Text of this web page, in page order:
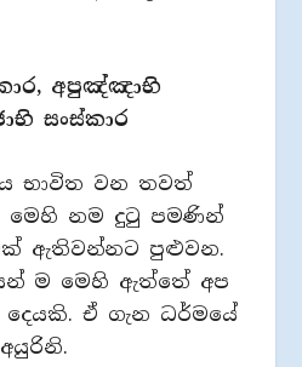
අපුඤ්ඤාභි
සංස්කාර
භාවිත වන තවත්
මෙහි නම දුටු පමණින්
ඇතිවන්නට පුළුවන.
ම මෙහි ඇත්තේ අප
ඒ ගැන ධර්මයේ